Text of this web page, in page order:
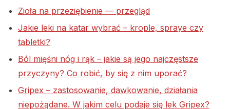
Zioła na przeziębienie — przegląd
Jakie leki na katar wybrać – krople, spraye czy
tabletki?
Ból mięśni nóg i rąk – jakie są jego najczęstsze
przyczyny? Co robić, by się z nim uporać?
Gripex – zastosowanie, dawkowanie, działania
niepożądane. W jakim celu podaje się lek Gripex?